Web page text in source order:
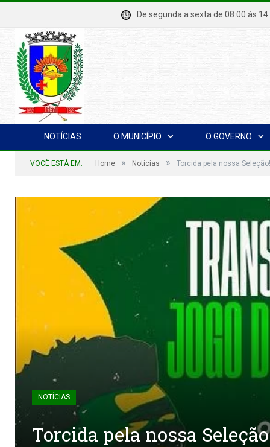
De segunda a sexta de 08:00
NOTÍCIAS O MUNICÍPIO O GOVERNO
VOCÊ ESTÁ EM: Home » Notícias » Torcida pela nossa Seleção!
NOTÍCIAS
Torcida pela nossa